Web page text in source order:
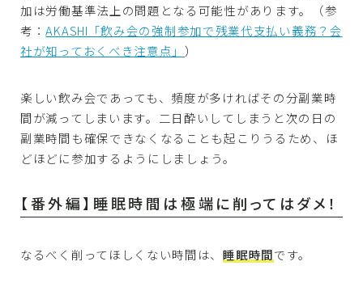
加は労働基準法上の問題となる可能性があります。（参
考：AKASHI「飲み会の強制参加で残業代支払い義務？会
社が知っておくべき注意点」）
楽しい飲み会であっても、頻度が多ければその分副業時
間が減ってしまいます。二日酔いしてしまうと次の日の
副業時間も確保できなくなることも起こりうるため、ほ
どほどに参加するようにしましょう。
【番外編】睡眠時間は極端に削ってはダメ！
なるべく削ってほしくない時間は、睡眠時間です。